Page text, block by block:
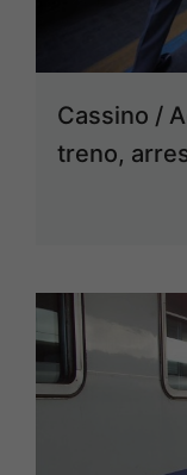
Cassino /
treno,